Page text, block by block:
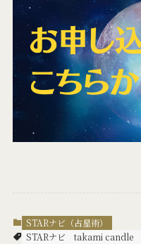
STARナビ（占星術）
STARナビ
takami candle